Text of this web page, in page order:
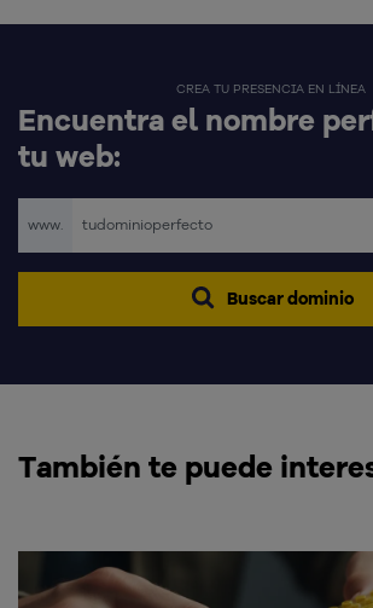
CREA TU PRESENCIA EN LÍNEA
Encuentra el nombre
tu web:
www.
Buscar dominio
También te puede